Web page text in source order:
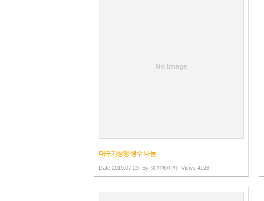
No Image
대구기상청 생수 나눔
Date 2019.07.23 By 해피메이커 Views 4128